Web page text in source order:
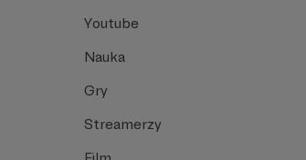
Youtube
Nauka
Gry
Streamerzy